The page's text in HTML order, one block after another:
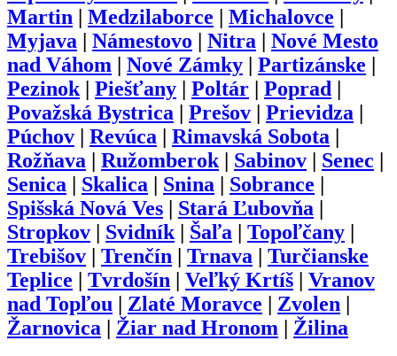
Martin | Medzilaborce | Michalovce |
Myjava | Námestovo | Nitra | Nové Mesto
nad Váhom | Nové Zámky | Partizánske |
Pezinok | Piešťany | Poltár | Poprad |
Považská Bystrica | Prešov | Prievidza |
Púchov | Revúca | Rimavská Sobota |
Rožňava | Ružomberok | Sabinov | Senec |
Senica | Skalica | Snina | Sobrance |
Spišská Nová Ves | Stará Ľubovňa |
Stropkov | Svidník | Šaľa | Topoľčany |
Trebišov | Trenčín | Trnava | Turčianske
Teplice | Tvrdošín | Veľký Krtíš | Vranov
nad Topľou | Zlaté Moravce | Zvolen |
Žarnovica | Žiar nad Hronom | Žilina